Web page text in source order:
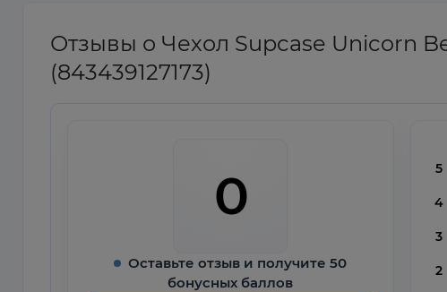
Отзывы о Чехол Supcase Unicorn
(843439127173)
0
Оставьте отзыв и получите 50
бонусных баллов
5
4
3
2